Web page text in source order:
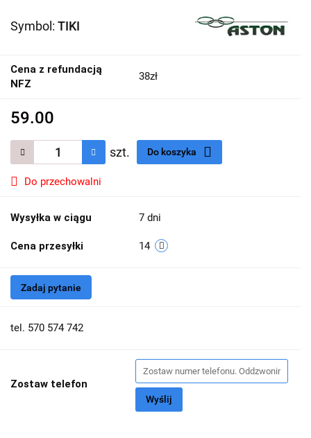
Symbol: TIKI
Cena z refundacją
NFZ
38zł
59.00
szt. Do koszyka
Do przechowalni
Wysyłka w ciągu 7 dni
Cena przesyłki 14
Zadaj pytanie
tel. 570 574 742
Zostaw telefon
Wyślij